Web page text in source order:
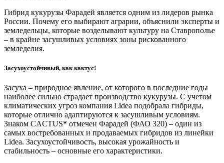
Гибрид кукурузы Фарадей является одним из лидеров рынка
России. Почему его выбирают аграрии, объяснили эксперты и
земледельцы, которые возделывают культуру на Ставрополье
– в крайне засушливых условиях зоны рискованного
земледелия.
Засухоустойчивый, как кактус!
Засуха – природное явление, от которого в последние годы
наиболее сильно страдает производство кукурузы. С учетом
климатических угроз компания Lideа подобрала гибриды,
которые отлично адаптируются к засушливым условиям.
Знаком CACTUS* отмечен Фарадей (ФАО 320) – один из
самых востребованных и продаваемых гибридов из линейки
Lideа. Засухоустойчивость, высокая урожайность и
стабильность – основные его характеристики.